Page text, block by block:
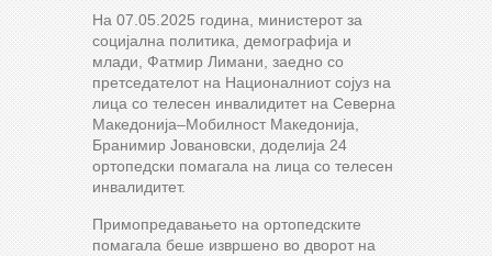
На 07.05.2025 година, министерот за
социјална политика, демографија и
млади, Фатмир Лимани, заедно со
претседателот на Националниот сојуз на
лица со телесен инвалидитет на Северна
Македонија–Мобилност Македонија,
Бранимир Јовановски, доделија 24
ортопедски помагала на лица со телесен
инвалидитет.
Примопредавањето на ортопедските
помагала беше извршено во дворот на